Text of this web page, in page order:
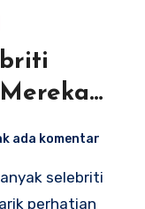
Badan
ada komentar
perhatian